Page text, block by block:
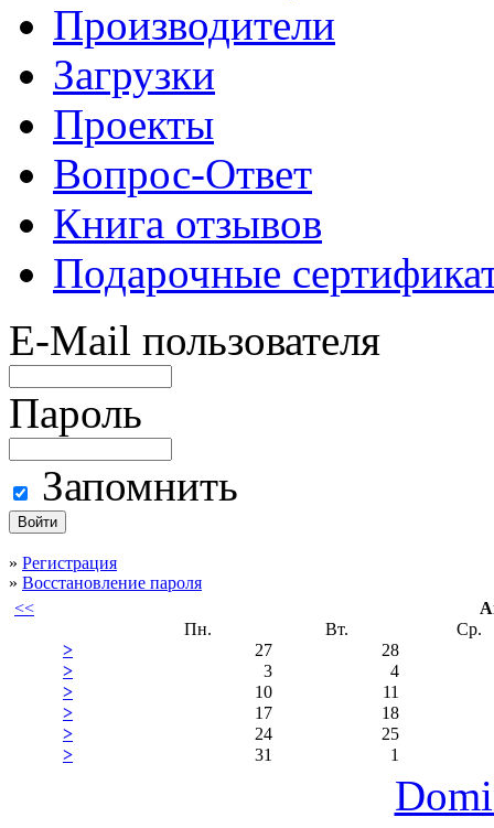
Производители
Загрузки
Проекты
Вопрос-Ответ
Книга отзывов
Подарочные
E-Mail пользователя
Пароль
Запомнить
» Регистрация
» Восстановление пароля
<<
Пн.
Вт.
Ср.
>
27
28
>
3
4
>
10
11
>
17
18
>
24
25
>
31 1